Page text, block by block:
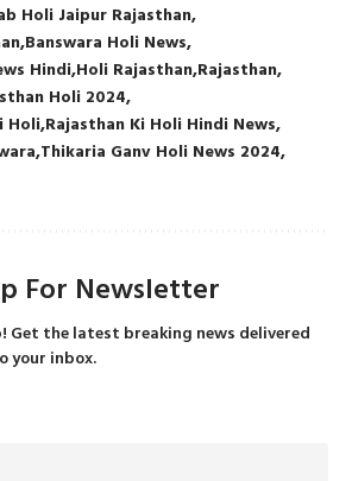
Holi Jaipur Rajasthan
Banswara Holi News
Hindi Holi Rajasthan Rajasthan
Holi 2024
Holi Rajasthan Ki Holi Hindi News
Thikaria Ganv Holi News 2024
For Newsletter
Get the latest breaking news delivered
your inbox.